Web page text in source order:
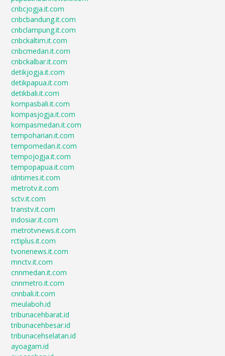
cnbcjogja.it.com
cnbcbandung.it.com
cnbclampung.it.com
cnbckaltim.it.com
cnbcmedan.it.com
cnbckalbar.it.com
detikjogja.it.com
detikpapua.it.com
detikbali.it.com
kompasbali.it.com
kompasjogja.it.com
kompasmedan.it.com
tempoharian.it.com
tempomedan.it.com
tempojogja.it.com
tempopapua.it.com
idntimes.it.com
metrotv.it.com
sctv.it.com
transtv.it.com
indosiar.it.com
metrotvnews.it.com
rctiplus.it.com
tvonenews.it.com
mnctv.it.com
cnnmedan.it.com
cnnmetro.it.com
cnnbali.it.com
meulaboh.id
tribunacehbarat.id
tribunacehbesar.id
tribunacehselatan.id
ayoagam.id